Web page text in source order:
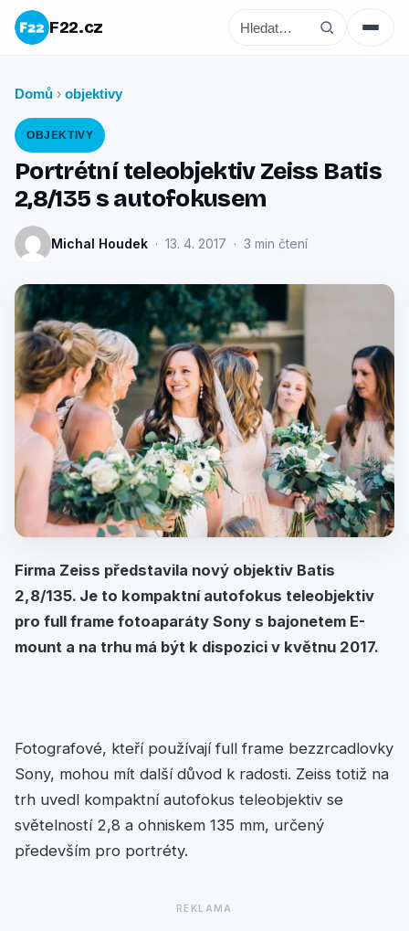
F22.cz
Domů › objektivy
OBJEKTIVY
Portrétní teleobjektiv Zeiss Batis
2,8/135 s autofokusem
Michal Houdek · 13. 4. 2017 · 3 min čtení
Firma Zeiss představila nový objektiv Batis
2,8/135. Je to kompaktní autofokus teleobjektiv
pro full frame fotoaparáty Sony s bajonetem E-
mount a na trhu má být k dispozici v květnu 2017.
Fotografové, kteří používají full frame bezzrcadlovky
Sony, mohou mít další důvod k radosti. Zeiss totiž na
trh uvedl kompaktní autofokus teleobjektiv se
světelností 2,8 a ohniskem 135 mm, určený
především pro portréty.